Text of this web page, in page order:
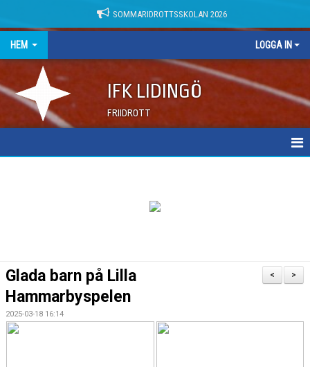
SOMMARIDROTTSSKOLAN 2026
HEM LOGGA IN
IFK LIDINGÖ
FRIIDROTT
>
<
Glada barn på Lilla
Hammarbyspelen
2025-03-18 16:14